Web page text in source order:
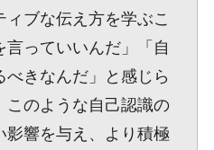
ブな伝え方を学ぶこ
言っていいんだ」「自
きなんだ」と感じら
このような自己認識の
影響を与え、より積極